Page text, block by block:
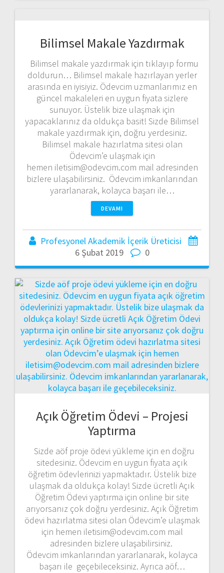
Bilimsel Makale Yazdırmak
Bilimsel makale yazdırmak için tıklayıp formu
doldurun… Bilimsel makale hazırlayan yerler
arasında en iyisiyiz. Ödevcim uzmanlarımız en
güncel makaleleri en uygun fiyata sizlere
sunuyor. Üstelik bize ulaşmak için
yapacaklarınız da oldukça basit! Sizde Bilimsel
makale yazdırmak için, doğru yerdesiniz.
Bilimsel makale hazırlatma sitesi olan
Ödevcim’e ulaşmak için
hemen iletisim@odevcim.com mail adresinden
bizlere ulaşabilirsiniz. Ödevcim imkanlarından
yararlanarak, kolayca başarı ile…
DEVAMI
Profesyonel Akademik İçerik Üreticisi
6 Şubat 2019
0
Açık Öğretim Ödevi – Projesi
Yaptırma
Sizde aöf proje ödevi yükleme için en doğru
sitedesiniz. Ödevcim en uygun fiyata açık
öğretim ödevlerinizi yapmaktadır. Üstelik bize
ulaşmak da oldukça kolay! Sizde ücretli Açık
Öğretim Ödevi yaptırma için online bir site
arıyorsanız çok doğru yerdesiniz. Açık Öğretim
ödevi hazırlatma sitesi olan Ödevcim’e ulaşmak
için hemen iletisim@odevcim.com mail
adresinden bizlere ulaşabilirsiniz.
Ödevcim imkanlarından yararlanarak, kolayca
başarı ile geçebileceksiniz. Ayrıca aöf…